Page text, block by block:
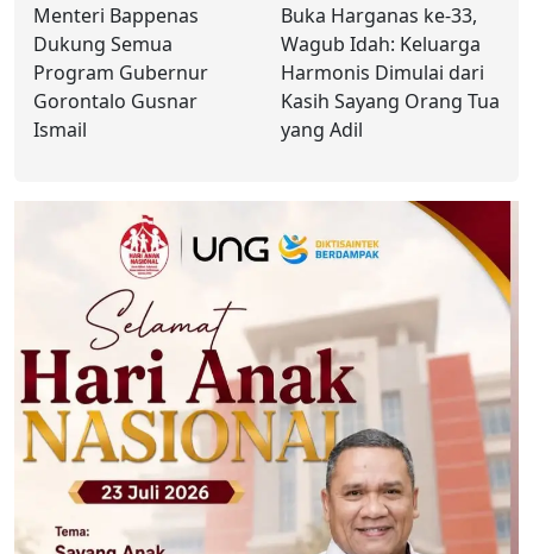
Menteri Bappenas
Dukung Semua
Program Gubernur
Gorontalo Gusnar
Ismail
Buka Harganas ke-33,
Wagub Idah: Keluarga
Harmonis Dimulai dari
Kasih Sayang Orang Tua
yang Adil